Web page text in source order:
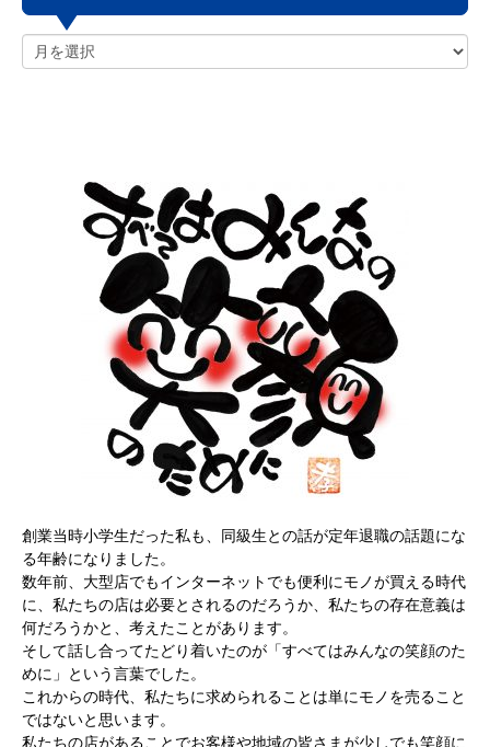
創業当時小学生だった私も、同級生との話が定年退職の話題にな
る年齢になりました。
数年前、大型店でもインターネットでも便利にモノが買える時代
に、私たちの店は必要とされるのだろうか、私たちの存在意義は
何だろうかと、考えたことがあります。
そして話し合ってたどり着いたのが「すべてはみんなの笑顔のた
めに」という言葉でした。
これからの時代、私たちに求められることは単にモノを売ること
ではないと思います。
私たちの店があることでお客様や地域の皆さまが少しでも笑顔に